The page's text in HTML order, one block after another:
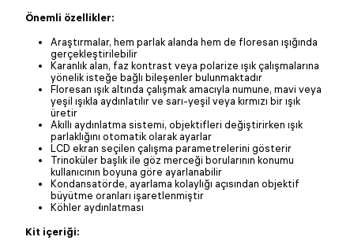
Önemli özellikler:
Araştırmalar, hem parlak alanda hem de floresan ışığında
gerçekleştirilebilir
Karanlık alan, faz kontrast veya polarize ışık çalışmalarına
yönelik isteğe bağlı bileşenler bulunmaktadır
Floresan ışık altında çalışmak amacıyla numune, mavi veya
yeşil ışıkla aydınlatılır ve sarı-yeşil veya kırmızı bir ışık
üretir
Akıllı aydınlatma sistemi, objektifleri değiştirirken ışık
parlaklığını otomatik olarak ayarlar
LCD ekran seçilen çalışma parametrelerini gösterir
Trinoküler başlık ile göz merceği borularının konumu
kullanıcının boyuna göre ayarlanabilir
Kondansatörde, ayarlama kolaylığı açısından objektif
büyütme oranları işaretlenmiştir
Köhler aydınlatması
Kit içeriği: